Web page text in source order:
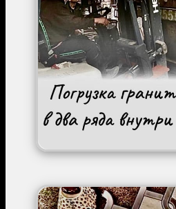
Image